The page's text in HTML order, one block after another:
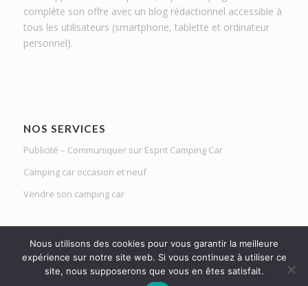
complète son offre avec un blog rédactionnel accessible à
tous les utilisateurs (smartphone, tablette et ordinateur
personnel).
NOS SERVICES
Publicité – Communiquer sur Esprit Camping Car
Camping car occasion et neuf
Vendre son camping car
Le Mag d'Esprit Camping Car | Netlight solutions © 2020 | Tous droits
Nous utilisons des cookies pour vous garantir la meilleure
expérience sur notre site web. Si vous continuez à utiliser ce
site, nous supposerons que vous en êtes satisfait.